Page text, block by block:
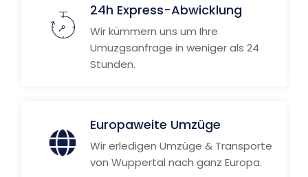
24h Express-Abwicklung
Wir kümmern uns um Ihre
Umuzgsanfrage in weniger als 24
Stunden.
Europaweite Umzüge
Wir erledigen Umzüge & Transporte
von Wuppertal nach ganz Europa.